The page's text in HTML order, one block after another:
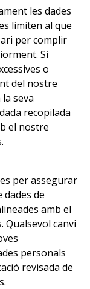
les dades
limiten al que
per complir
Si
o
del nostre
seva
recopilada
el nostre
per assegurar
dades de
amb el
Qualsevol canvi
personals
revisada de